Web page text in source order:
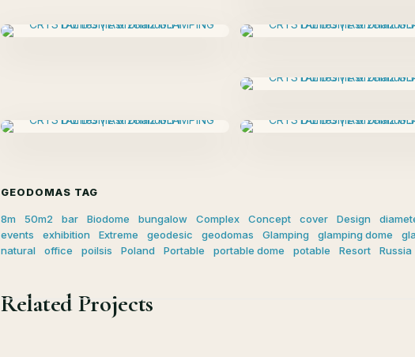
GEODOMAS TAG
8m 50m2 bar Biodome bungalow Complex Concept cover Design
events
exhibition Extreme geodesic geodomas Glamping glamping dome
natural
office poilsis Poland Portable portable dome potable Resort Russia
Related Projects